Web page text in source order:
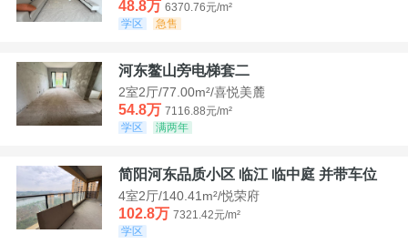
48.8万 6370.76元/m²
学区
急售
河东鳌山旁电梯套二
2室2厅/77.00m²/喜悦美麓
54.8万 7116.88元/m²
学区
满两年
简阳河东品质小区 临江 临中庭 并带车位
4室2厅/140.41m²/悦荣府
102.8万 7321.42元/m²
学区